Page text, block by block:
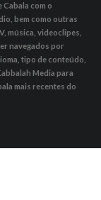
com o
bem como outras
música, videoclipes,
navegados por
tipo de conteúdo,
Media para
mais recentes do